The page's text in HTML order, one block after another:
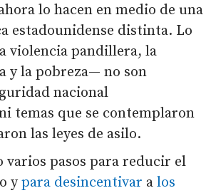
lo hacen en medio de una
estadounidense distinta. Lo
violencia pandillera, la
y la pobreza— no son
nacional
temas que se contemplaron
las leyes de asilo.
varios pasos para reducir el
ypara desincentivar a los